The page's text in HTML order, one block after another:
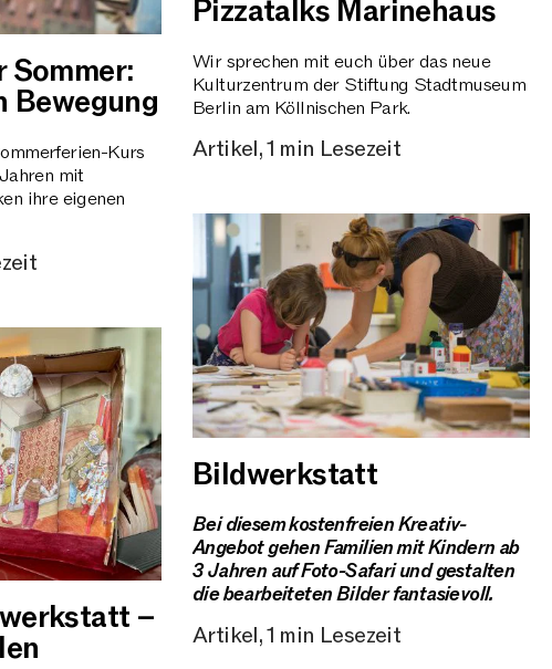
Sommer:
Bewegung
Kurs
mit
ihre eigenen
–
Pizzatalks Marinehaus
Wir sprechen mit euch über das neue
Kulturzentrum der Stiftung Stadtmuseum
Berlin am Köllnischen Park.
Artikel, 1 min Lesezeit
Bildwerkstatt
Bei diesem kostenfreien Kreativ-
Angebot gehen Familien mit Kindern ab
3 Jahren auf Foto-Safari und gestalten
die bearbeiteten Bilder fantasievoll.
Artikel, 1 min Lesezeit